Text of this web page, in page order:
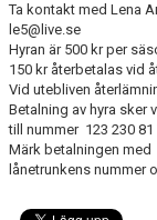
Ta kontakt med Lena
le5@live.se
Hyran är 500 kr per
150 kr återbetalas vid
Vid utebliven
Betalning av hyra sker
till nummer 123 230 81
Märk betalningen med
lånetrunkens nummer